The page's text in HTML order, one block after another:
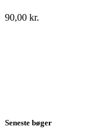
90,00 kr.
Seneste bøger